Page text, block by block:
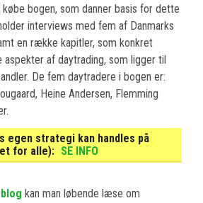
købe bogen, som danner basis for dette
interviews med fem af Danmarks
en række kapitler, som konkret
aspekter af daytrading, som ligger til
De fem daytradere i bogen er:
Heine Andersen, Flemming
egen strategi kan handles på
for alle): SE INFO
kan man løbende læse om